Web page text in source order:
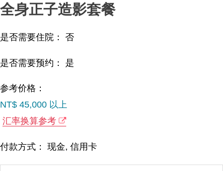
全身正子造影套餐
是否需要住院： 否
是否需要预约： 是
参考价格：
NT$ 45,000 以上
汇率换算参考
付款方式： 现金, 信用卡